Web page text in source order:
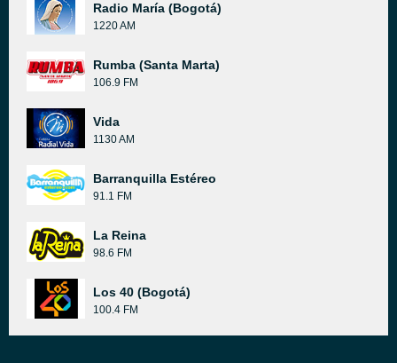
Radio María (Bogotá)
1220 AM
Rumba (Santa Marta)
106.9 FM
Vida
1130 AM
Barranquilla Estéreo
91.1 FM
La Reina
98.6 FM
Los 40 (Bogotá)
100.4 FM